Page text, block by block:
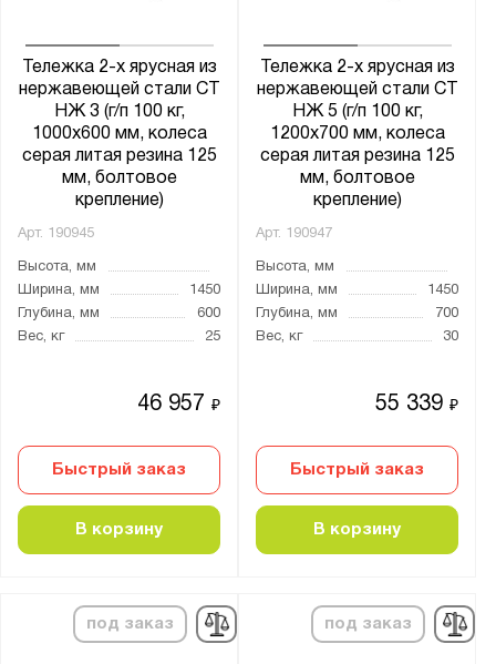
Тележка 2-х ярусная из
нержавеющей стали СТ
НЖ 3 (г/п 100 кг,
1000x600 мм, колеса
серая литая резина 125
мм, болтовое
крепление)
Арт. 190945
Высота, мм
Ширина, мм
1450
Глубина, мм
600
Вес, кг
25
46 957₽
Быстрый заказ
В корзину
Тележка 2-х ярусная из
нержавеющей стали СТ
НЖ 5 (г/п 100 кг,
1200x700 мм, колеса
серая литая резина 125
мм, болтовое
крепление)
Арт. 190947
Высота, мм
Ширина, мм
1450
Глубина, мм
700
Вес, кг
30
55 339₽
Быстрый заказ
В корзину
под заказ под заказ